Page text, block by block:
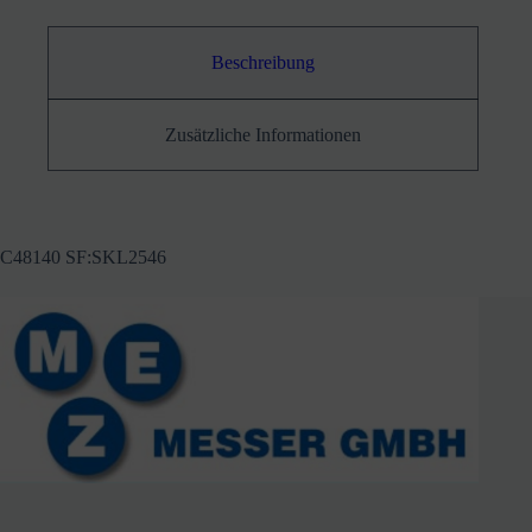
Beschreibung
Zusätzliche Informationen
C48140 SF:SKL2546